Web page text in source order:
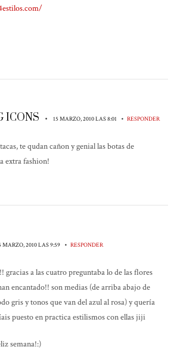
ICONS • 15 MARZO, 2010 LAS 8:01 • RESPONDER
te qudan cañon y genial las botas de
extra fashion!
MARZO, 2010 LAS 9:59 • RESPONDER
gracias a las cuatro preguntaba lo de las flores
encantado!! son medias (de arriba abajo de
gris y tonos que van del azul al rosa) y quería
puesto en practica estilismos con ellas jiji
semana!:)